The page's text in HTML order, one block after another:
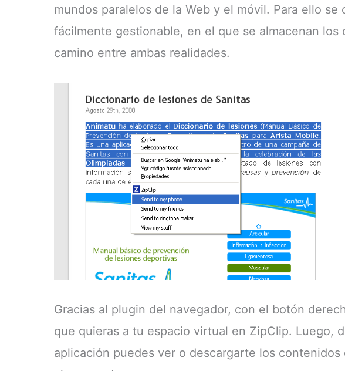
mundos paralelos de la Web y el móvil. Para ello se
fácilmente gestionable, en el que se almacenan los
camino entre ambas realidades.
Gracias al plugin del navegador, con el botón
que quieras a tu espacio virtual en ZipClip. Luego,
aplicación puedes ver o descargarte los